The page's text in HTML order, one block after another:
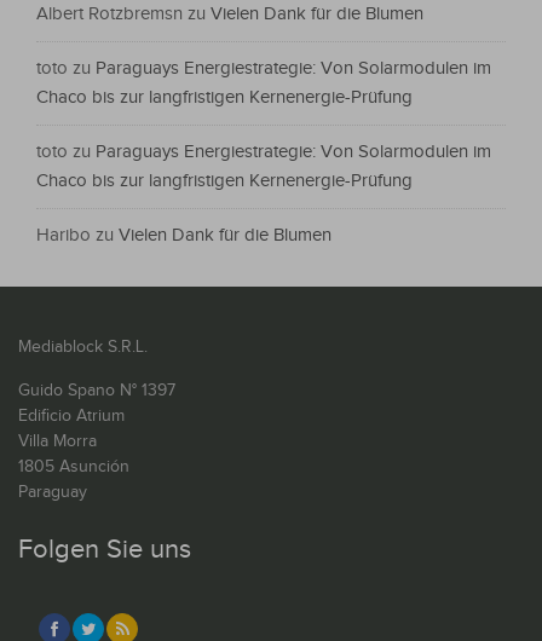
Albert Rotzbremsn zu Vielen Dank für die Blumen
toto zu Paraguays Energiestrategie: Von Solarmodulen im
Chaco bis zur langfristigen Kernenergie-Prüfung
toto zu Paraguays Energiestrategie: Von Solarmodulen im
Chaco bis zur langfristigen Kernenergie-Prüfung
Haribo zu Vielen Dank für die Blumen
Mediablock S.R.L.
Guido Spano N° 1397
Edificio Atrium
Villa Morra
1805 Asunción
Paraguay
Folgen Sie uns